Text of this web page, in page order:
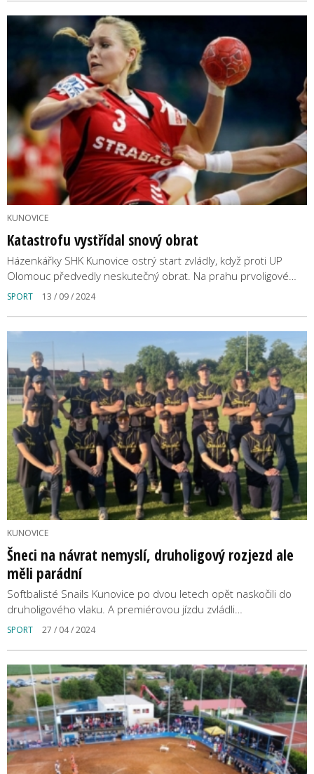
KUNOVICE
Katastrofu vystřídal snový obrat
Házenkářky SHK Kunovice ostrý start zvládly, když proti UP
Olomouc předvedly neskutečný obrat. Na prahu prvoligové…
SPORT 13 / 09 / 2024
KUNOVICE
Šneci na návrat nemyslí, druholigový rozjezd ale
měli parádní
Softbalisté Snails Kunovice po dvou letech opět naskočili do
druholigového vlaku. A premiérovou jízdu zvládli…
SPORT 27 / 04 / 2024